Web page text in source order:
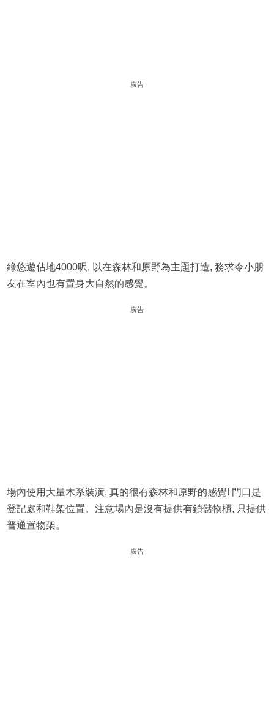
廣告
綠悠遊佔地4000呎, 以在森林和原野為主題打造, 務求令小朋
友在室內也有置身大自然的感覺。
廣告
場內使用大量木系裝潢, 真的很有森林和原野的感覺! 門口是
登記處和鞋架位置。注意場內是沒有提供有鎖儲物櫃, 只提供
普通置物架。
廣告